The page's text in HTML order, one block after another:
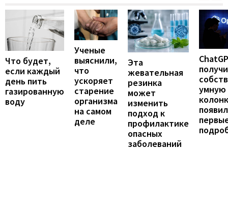
Что будет,
если каждый
день пить
газированную
воду
Ученые
выяснили,
что
ускоряет
старение
организма
на самом
деле
Эта
жевательная
резинка
может
изменить
подход к
профилактике
опасных
заболеваний
умную